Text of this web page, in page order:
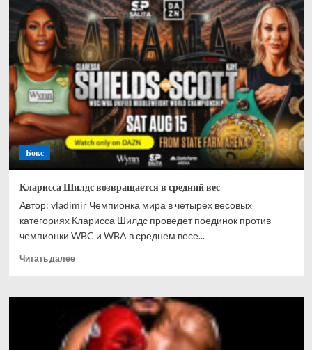
Коноплёв:
«Нам
ничего
не
остается,
как
отстаивать
свои
права
спортивном
арбитражном
Бокс
Кларисса Шилдс возвращается в средний вес
Автор: vladimir Чемпионка мира в четырех весовых
категориях Кларисса Шилдс проведет поединок против
чемпионки WBC и WBA в среднем весе...
Читать далееПрочитать
Кларисса
Шилдс
возвращается
в